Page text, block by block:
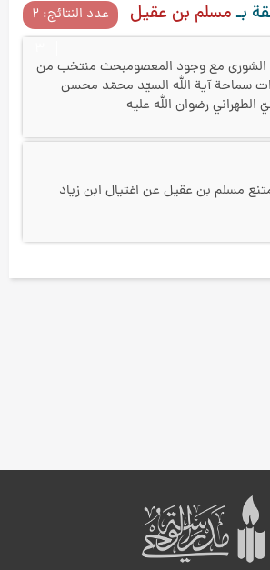
بـمسلم بن عقيل عدد النتائج: ۲
مع وجود المعصومبحث منتخب من
سماحة آية الله السيّد محمّد محسن
الطهراني رضوان الله عليه
مسلم بن عقيل عن اغتيال ابن زياد